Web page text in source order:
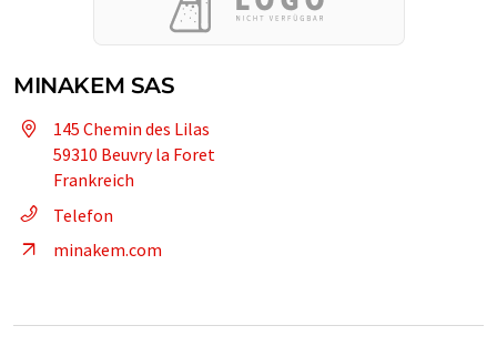
MINAKEM SAS
145 Chemin des Lilas
59310 Beuvry la Foret
Frankreich
Telefon
minakem.com